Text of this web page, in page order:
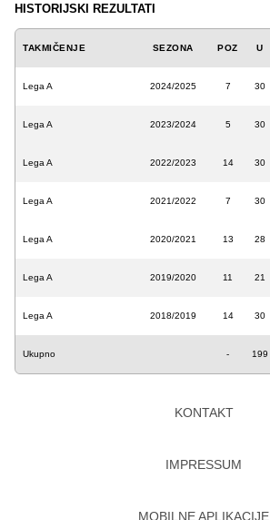
HISTORIJSKI REZULTATI
TAKMIČENJE SEZONA POZ U
Lega A 2024/2025 7 30
Lega A 2023/2024 5 30
Lega A 2022/2023 14 30
Lega A 2021/2022 7 30
Lega A 2020/2021 13 28
Lega A 2019/2020 11 21
Lega A 2018/2019 14 30
Ukupno - 199
KONTAKT
IMPRESSUM
MOBILNE APLIKACIJE